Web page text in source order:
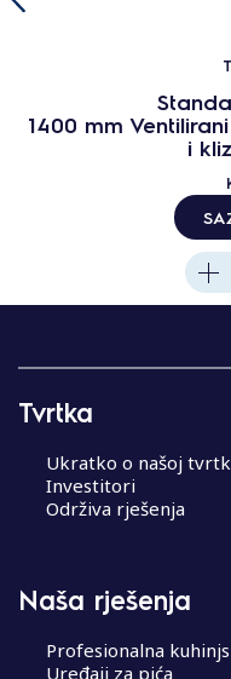
1400 mm
i
Tvrtka
Ukratko o našoj
Investitori
Održiva rješenja
Naša rješenja
Profesionalna
Uređaji za pića